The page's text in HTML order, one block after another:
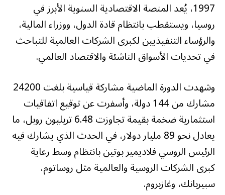
1997، يُعد المنصة الاقتصادية السنوية الأبرز في
روسيا، ويستقطب بانتظام قادة الدول، ووزراء المالية،
والرؤساء التنفيذيين لكبرى الشركات العالمية للتباحث
في تحديات الأسواق الناشئة والاقتصاد العالمي.
وشهدت الدورة الماضية مشاركة قياسية بلغت 24200
مشارك من 144 دولة، وأسفرت عن توقيع اتفاقيات
استثمارية ضخمة بقيمة تجاوزت 6.48 تريليون روبل، ما
يعادل نحو 89 مليار دولار، في الحدث الذي يشارك فيه
الرئيس الروسي فلاديمير بوتين بانتظام وسط رعاية
كبرى الشركات الروسية والعالمية مثل روساتوم،
سبيربانك، وغازبروم.